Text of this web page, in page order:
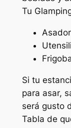
Tu
Si tu
para asar,
será gusto
Tabla de